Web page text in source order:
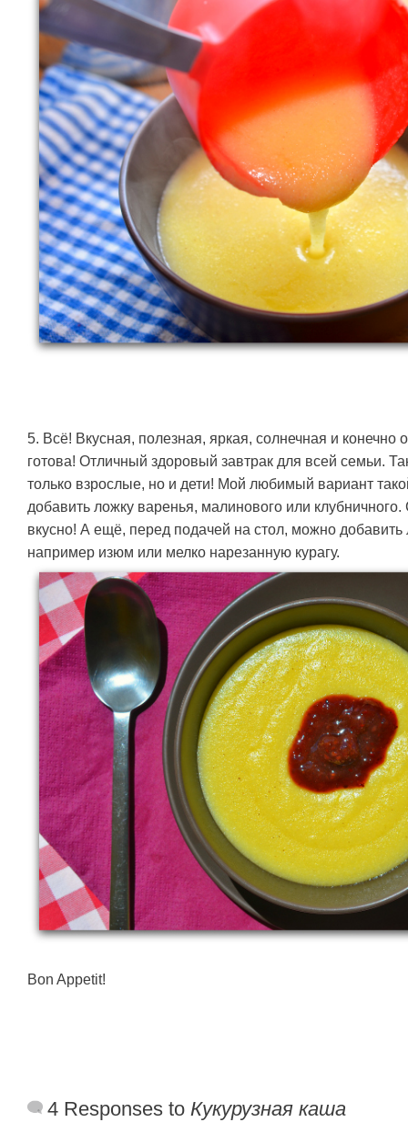
5. Всё! Вкусная, полезная, яркая, солнечная и конечно
готова! Отличный здоровый завтрак для всей семьи.
только взрослые, но и дети! Мой любимый вариант
добавить ложку варенья, малинового или
вкусно! А ещё, перед подачей на стол, можно
например изюм или мелко нарезанную курагу.
Bon Appetit!
4 Responses to Кукурузная каша